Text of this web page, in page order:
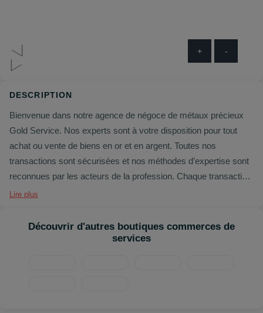
+ -
DESCRIPTION
Bienvenue dans notre agence de négoce de métaux précieux
Gold Service. Nos experts sont à votre disposition pour tout
achat ou vente de biens en or et en argent. Toutes nos
transactions sont sécurisées et nos méthodes d’expertise sont
reconnues par les acteurs de la profession. Chaque transaction
est authentifiée par un certificat d’achat ou de vente. Les prix
Londres) et adaptés aux conditions du marché. Une pièce
d’identité en cours de validité est obligatoire lors de votre
Lire plus
Découvrir d'autres boutiques commerces de
services